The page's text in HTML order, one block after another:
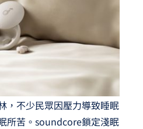
，不少民眾因壓力導致睡眠
所苦。soundcore鎖定淺眠